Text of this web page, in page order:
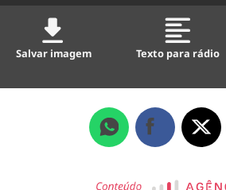
Salvar imagem Texto para rádio